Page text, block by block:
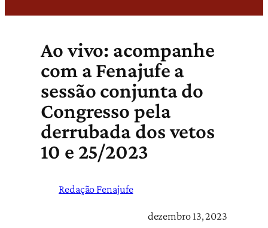
Ao vivo: acompanhe
com a Fenajufe a
sessão conjunta do
Congresso pela
derrubada dos vetos
10 e 25/2023
Redação Fenajufe
dezembro 13, 2023